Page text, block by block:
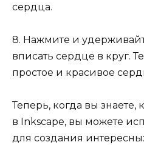
сердца.
8. Нажмите и
вписать сердце в круг.
простое и красивое
Теперь, когда вы знаете,
в Inkscape, вы можете
для создания